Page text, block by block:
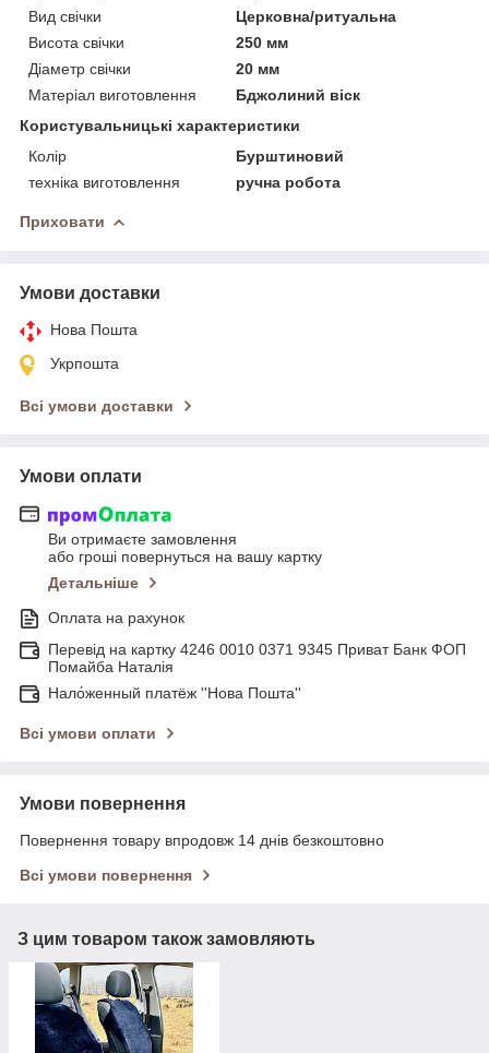
Вид свічки
Церковна/ритуальна
Висота свічки
250 мм
Діаметр свічки
20 мм
Матеріал виготовлення
Бджолиний віск
Користувальницькі характеристики
Колір
Бурштиновий
техніка виготовлення
ручна робота
Приховати
Умови доставки
Нова Пошта
Укрпошта
Всі умови доставки
Умови оплати
Ви отримаєте замовлення
або гроші повернуться на вашу картку
Детальніше
Оплата на рахунок
Перевід на картку 4246 0010 0371 9345 Приват Банк ФОП
Помайба Наталія
Нало́женный платёж ''Нова Пошта''
Всі умови оплати
Умови повернення
Повернення товару впродовж 14 днів безкоштовно
Всі умови повернення
З цим товаром також замовляють